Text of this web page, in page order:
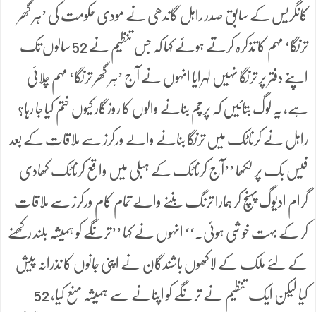
کانگریس کے سابق صدر راہل گاندھی نے مودی حکومت کی ’ہر گھر
ترنگا‘ مہم کا تذکرہ کرتے ہوئے کہا کہ جس تنظیم نے 52 سالوں تک
اپنے دفتر پر ترنگا نہیں لہرایا انہوں نے آج ’ہر گھر ترنگا‘ مہم چلائی
ہے، یہ لوگ بتائیں کہ پرچم بنانے والوں کا روزگار کیوں ختم کیا جا رہا؟
راہل نے کرناٹک میں ترنگا بنانے والے ورکرز سے ملاقات کے بعد
فیس بک پر لکھا ’’آج کرناٹک کے ہبلی میں واقع کرناٹک کھادی
گرام ادیوگ پہنچ کر ہمارا ترنگ بننے والے تمام کام ورکرز سے ملاقات
کر کے بہت خوشی ہوئی۔‘‘ انہوں نے کہا ’’ترنگے کو ہمیشہ بلند رکھنے
کے لئے ملک کے لاکھوں باشندگان نے اپنی جانوں کا نذرانہ پیش
کیا لیکن ایک تنظیم نے ترنگے کو اپنانے سے ہمیشہ منع کیا، 52